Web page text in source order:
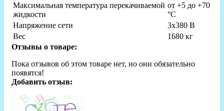
Максимальная температура перекачиваемой
жидкости
от +5 до +70
°C
Напряжение сети
3х380 В
Вес
1680 кг
Отзывы о товаре:
Пока отзывов об этом товаре нет, но они обязательно
появятся!
Добавить отзыв: